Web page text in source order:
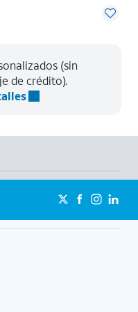
(sin
de crédito).